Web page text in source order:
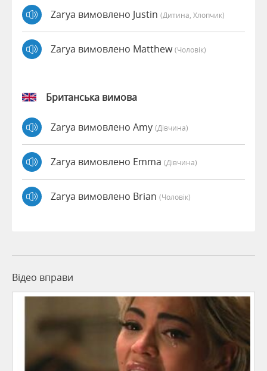
Zarya вимовлено Justin (дитина, Хлопчик)
Zarya вимовлено Matthew(чоловік)
Британська вимова
Zarya вимовлено Amy (дівчина)
Zarya вимовлено Emma (дівчина)
Zarya вимовлено Brian (чоловік)
Відео вправи